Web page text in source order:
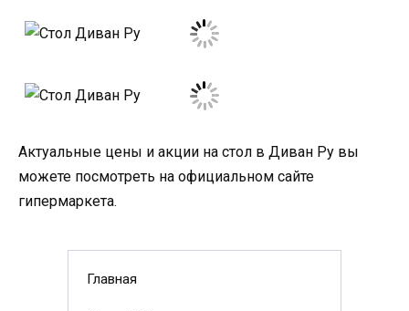
Актуальные цены и акции на стол в Диван Ру вы
можете посмотреть на официальном сайте
гипермаркета.
Главная